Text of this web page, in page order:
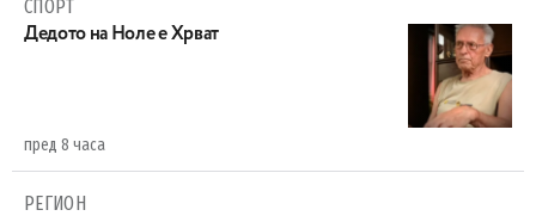
СПОРТ
Дедото на Ноле е Хрват
пред 8 часа
РЕГИОН